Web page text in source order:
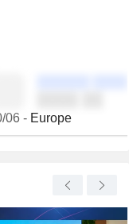
06- Europe